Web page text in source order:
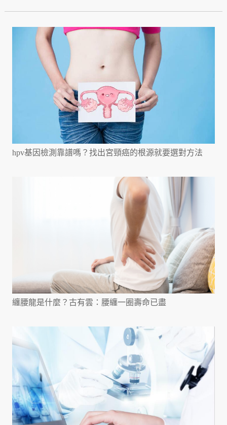
hpv基因檢測靠譜嗎？找出宮頸癌的根源就要選對方法
纏腰龍是什麼？古有雲：腰纏一圈壽命已盡